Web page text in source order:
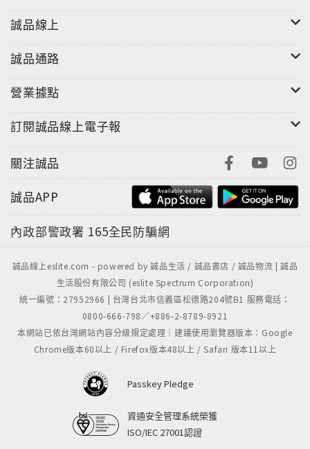
誠品線上
誠品通路
營業據點
訂閱誠品線上電子報
關注誠品
誠品APP
內政部警政署 165全民防騙網
誠品線上eslite.com - powered by 誠品生活 / 誠品書店 / 誠品物流 | 誠品
生活股份有限公司 (eslite Spectrum Corporation)
統一編號：27952966 | 台灣台北市信義區松德路204號B1 服務電話：
0800-666-798／+886-2-8789-8921
本網站已依台灣網站內容分級規定處理｜建議使用瀏覽器版本：Google
Chrome版本60以上 / Firefox版本48以上 / Safari 版本11以上
Passkey Pledge
資通安全管理系統榮獲
ISO/IEC 27001認證